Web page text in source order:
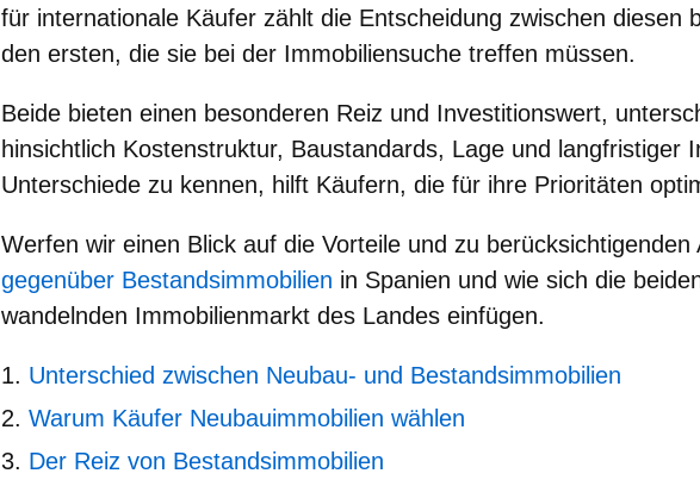
für internationale Käufer zählt die Entscheidung zwischen diesen
den ersten, die sie bei der Immobiliensuche treffen müssen.
Beide bieten einen besonderen Reiz und Investitionswert,
hinsichtlich Kostenstruktur, Baustandards, Lage und langfristiger
Unterschiede zu kennen, hilft Käufern, die für ihre Prioritäten
Werfen wir einen Blick auf die Vorteile und zu berücksichtigenden
gegenüber Bestandsimmobilien in Spanien und wie sich die
wandelnden Immobilienmarkt des Landes einfügen.
Unterschied zwischen Neubau- und Bestandsimmobilien
Warum Käufer Neubauimmobilien wählen
Der Reiz von Bestandsimmobilien